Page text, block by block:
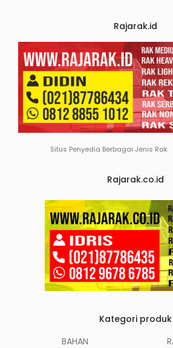
Rajarak.id
Situs Penyedia Berbagai Jenis Rak
Rajarak.co.id
Kategori produk
BAHAN